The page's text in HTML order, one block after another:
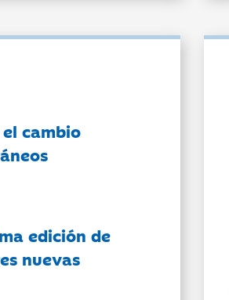
cambio
edición de
nuevas